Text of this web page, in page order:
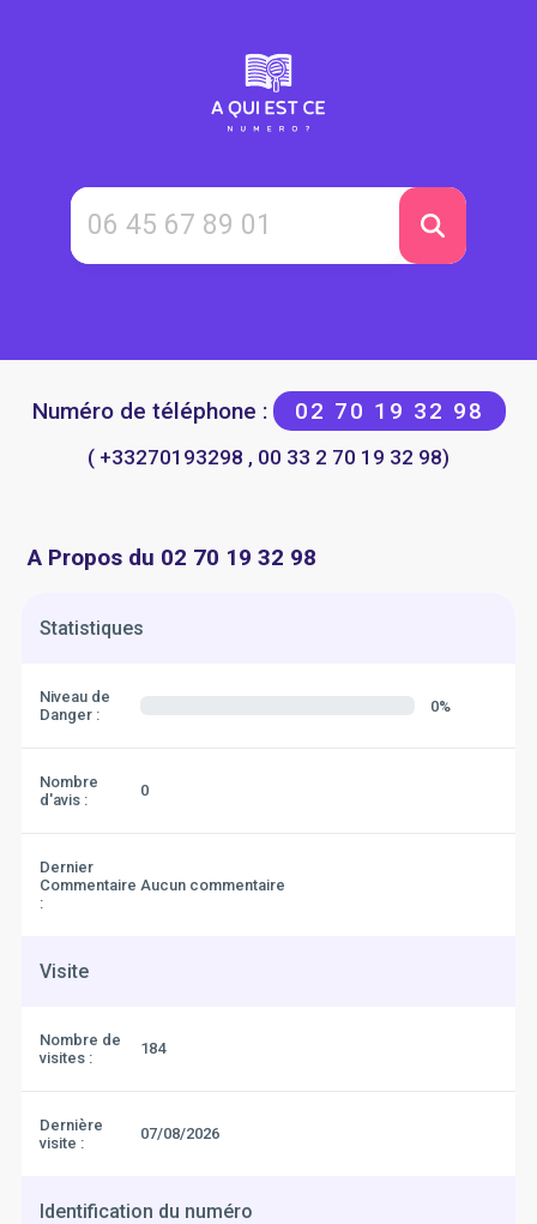
Numéro de téléphone : 02 70 19 32 98
( +33270193298 , 00 33 2 70 19 32 98)
A Propos du 02 70 19 32 98
Statistiques
Niveau de
Danger :
0%
Nombre
d'avis :
0
Dernier
Commentaire
:
Aucun commentaire
Visite
Nombre de
visites :
184
Dernière
visite :
07/08/2026
Identification du numéro